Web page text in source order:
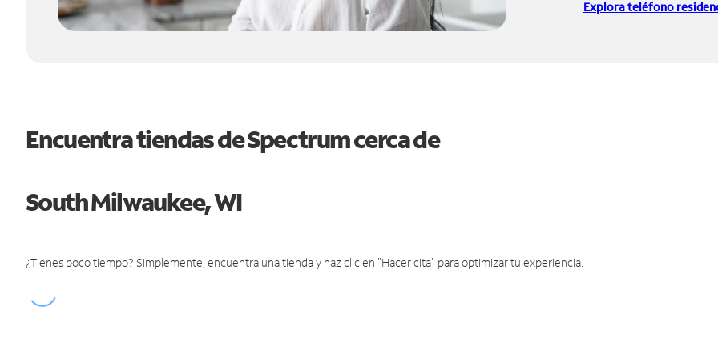
Explora teléfono
Encuentra tiendas de Spectrum cerca de
South Milwaukee, WI
¿Tienes poco tiempo? Simplemente, encuentra una tienda y haz clic en "Hacer cita" para optimizar tu experiencia.